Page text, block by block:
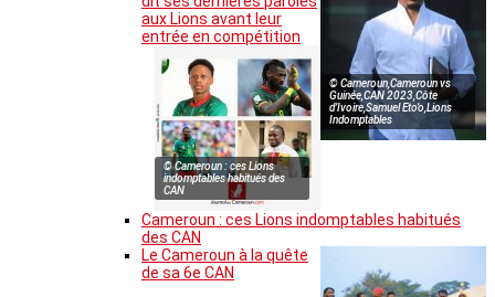
© Cameroun,Cameroun vs
Guinée,CAN 2023,Côte
d’Ivoire,Samuel Eto’o,Lions
Indomptables
aux Lions avant leur
entrée en compétition
© Cameroun : ces Lions
indomptables habitués des
CAN
Cameroun : ces Lions indomptables habitués
des CAN
Le Cameroun à la quête
de sa 6e CAN